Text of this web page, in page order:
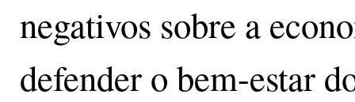
negativos sobre a
defender o bem-estar